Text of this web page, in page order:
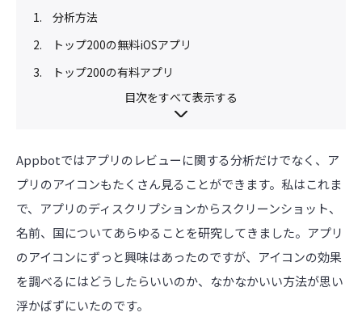
分析方法
トップ200の無料iOSアプリ
トップ200の有料アプリ
目次をすべて表示する
Appbotではアプリのレビューに関する分析だけでなく、ア
プリのアイコンもたくさん見ることができます。私はこれま
で、アプリのディスクリプションからスクリーンショット、
名前、国についてあらゆることを研究してきました。アプリ
のアイコンにずっと興味はあったのですが、アイコンの効果
を調べるにはどうしたらいいのか、なかなかいい方法が思い
浮かばずにいたのです。